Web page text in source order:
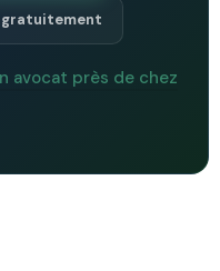
gratuitement
avocat près de chez